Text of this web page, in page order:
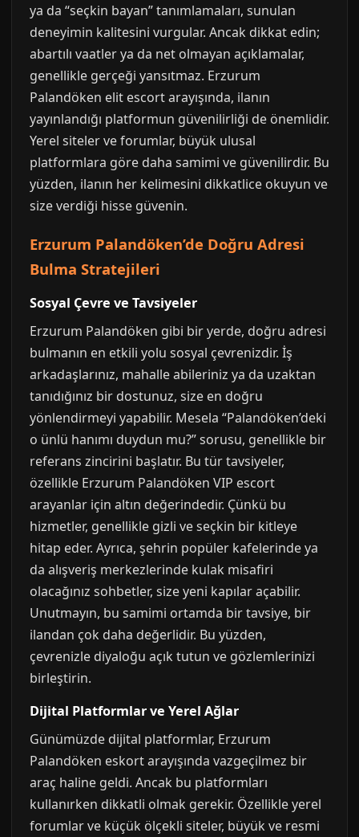
ya da “seçkin bayan” tanımlamaları, sunulan
deneyimin kalitesini vurgular. Ancak dikkat edin;
abartılı vaatler ya da net olmayan açıklamalar,
genellikle gerçeği yansıtmaz. Erzurum
Palandöken elit escort arayışında, ilanın
yayınlandığı platformun güvenilirliği de önemlidir.
Yerel siteler ve forumlar, büyük ulusal
platformlara göre daha samimi ve güvenilirdir. Bu
yüzden, ilanın her kelimesini dikkatlice okuyun ve
size verdiği hisse güvenin.
Erzurum Palandöken’de Doğru Adresi
Bulma Stratejileri
Sosyal Çevre ve Tavsiyeler
Erzurum Palandöken gibi bir yerde, doğru adresi
bulmanın en etkili yolu sosyal çevrenizdir. İş
arkadaşlarınız, mahalle abileriniz ya da uzaktan
tanıdığınız bir dostunuz, size en doğru
yönlendirmeyi yapabilir. Mesela “Palandöken’deki
o ünlü hanımı duydun mu?” sorusu, genellikle bir
referans zincirini başlatır. Bu tür tavsiyeler,
özellikle Erzurum Palandöken VIP escort
arayanlar için altın değerindedir. Çünkü bu
hizmetler, genellikle gizli ve seçkin bir kitleye
hitap eder. Ayrıca, şehrin popüler kafelerinde ya
da alışveriş merkezlerinde kulak misafiri
olacağınız sohbetler, size yeni kapılar açabilir.
Unutmayın, bu samimi ortamda bir tavsiye, bir
ilandan çok daha değerlidir. Bu yüzden,
çevrenizle diyaloğu açık tutun ve gözlemlerinizi
birleştirin.
Dijital Platformlar ve Yerel Ağlar
Günümüzde dijital platformlar, Erzurum
Palandöken eskort arayışında vazgeçilmez bir
araç haline geldi. Ancak bu platformları
kullanırken dikkatli olmak gerekir. Özellikle yerel
forumlar ve küçük ölçekli siteler, büyük ve resmi